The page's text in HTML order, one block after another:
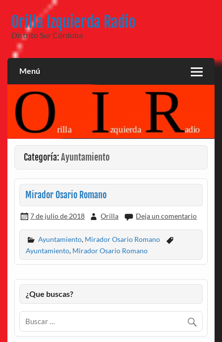
contenido
Orilla Izquierda Radio
Distrito Sur Córdoba
Menú
Categoría:Ayuntamiento
Mirador Osario Romano
7 de julio de 2018 Orilla Deja un comentario
Ayuntamiento, Mirador Osario Romano
Ayuntamiento, Mirador Osario Romano
¿Que buscas?